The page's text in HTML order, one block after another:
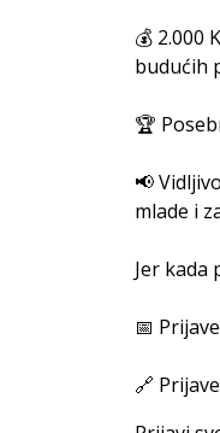
💰 2.000
budućih
🏆
📢
mlade i
Jer kada
📅
🔗